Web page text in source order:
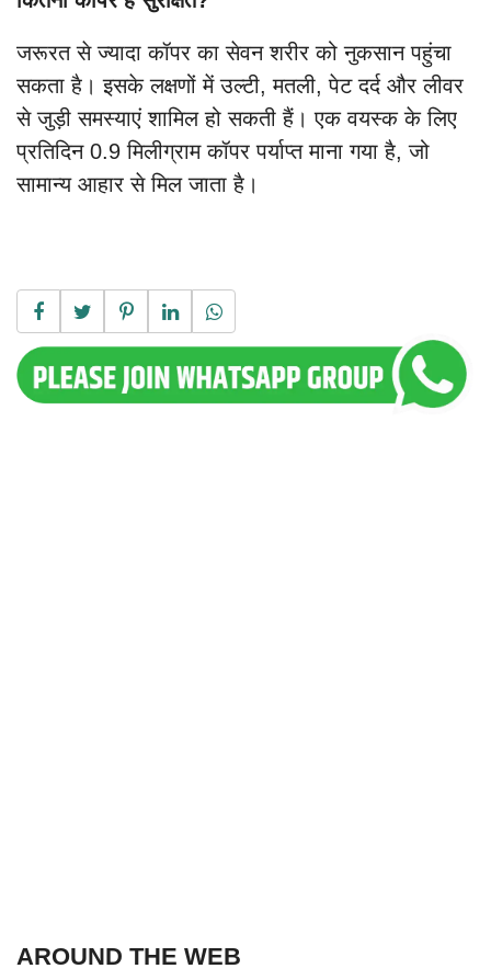
जरूरत से ज्यादा कॉपर का सेवन शरीर को नुकसान पहुंचा
सकता है। इसके लक्षणों में उल्टी, मतली, पेट दर्द और लीवर
से जुड़ी समस्याएं शामिल हो सकती हैं। एक वयस्क के लिए
प्रतिदिन 0.9 मिलीग्राम कॉपर पर्याप्त माना गया है, जो
सामान्य आहार से मिल जाता है।
AROUND THE WEB